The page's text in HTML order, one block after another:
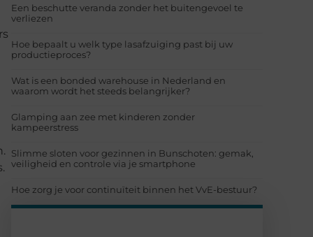
Een beschutte veranda zonder het buitengevoel te
verliezen
Hoe bepaalt u welk type lasafzuiging past bij uw
productieproces?
Wat is een bonded warehouse in Nederland en
waarom wordt het steeds belangrijker?
Glamping aan zee met kinderen zonder
kampeerstress
Slimme sloten voor gezinnen in Bunschoten: gemak,
veiligheid en controle via je smartphone
Hoe zorg je voor continuïteit binnen het VvE-bestuur?